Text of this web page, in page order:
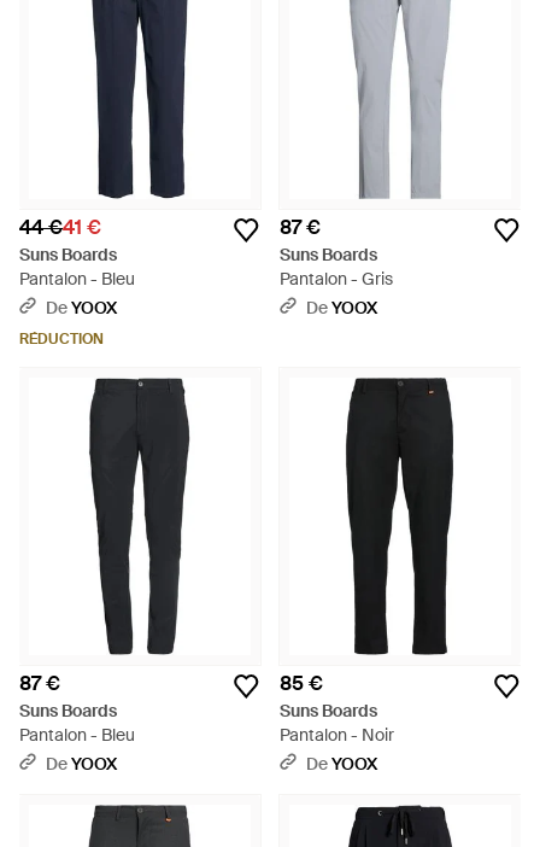
44 €41 €
Suns Boards
Pantalon - Bleu
DeYOOX
RÉDUCTION
87 €
Suns Boards
Pantalon - Gris
DeYOOX
87 €
Suns Boards
Pantalon - Bleu
DeYOOX
85 €
Suns Boards
Pantalon - Noir
DeYOOX